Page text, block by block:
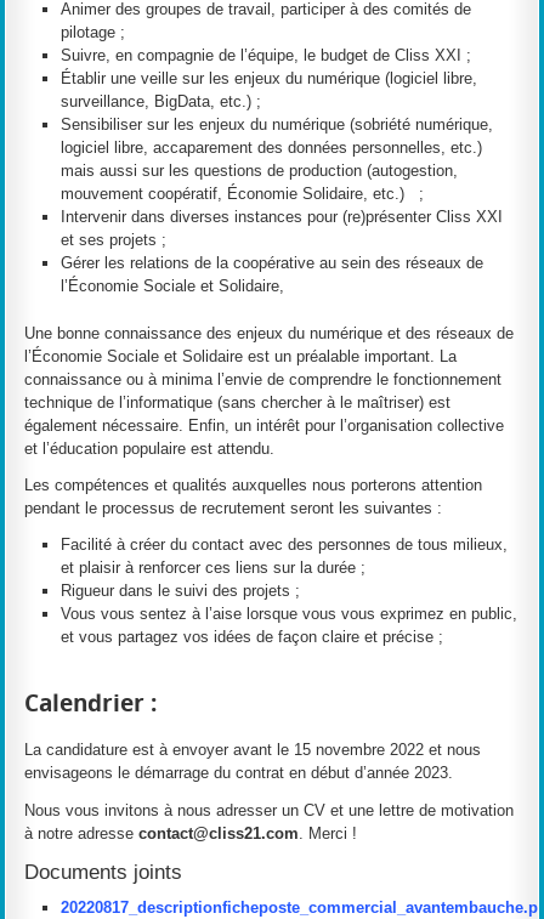
Animer des groupes de travail, participer à des comités de
pilotage ;
Suivre, en compagnie de l’équipe, le budget de Cliss XXI ;
Établir une veille sur les enjeux du numérique (logiciel libre,
surveillance, BigData, etc.) ;
Sensibiliser sur les enjeux du numérique (sobriété numérique,
logiciel libre, accaparement des données personnelles, etc.)
mais aussi sur les questions de production (autogestion,
mouvement coopératif, Économie Solidaire, etc.) ;
Intervenir dans diverses instances pour (re)présenter Cliss XXI
et ses projets ;
Gérer les relations de la coopérative au sein des réseaux de
l’Économie Sociale et Solidaire,
Une bonne connaissance des enjeux du numérique et des réseaux de
l’Économie Sociale et Solidaire est un préalable important. La
connaissance ou à minima l’envie de comprendre le fonctionnement
technique de l’informatique (sans chercher à le maîtriser) est
également nécessaire. Enfin, un intérêt pour l’organisation collective
et l’éducation populaire est attendu.
Les compétences et qualités auxquelles nous porterons attention
pendant le processus de recrutement seront les suivantes :
Facilité à créer du contact avec des personnes de tous milieux,
et plaisir à renforcer ces liens sur la durée ;
Rigueur dans le suivi des projets ;
Vous vous sentez à l’aise lorsque vous vous exprimez en public,
et vous partagez vos idées de façon claire et précise ;
Calendrier :
La candidature est à envoyer avant le 15 novembre 2022 et nous
envisageons le démarrage du contrat en début d’année 2023.
Nous vous invitons à nous adresser un CV et une lettre de motivation
à notre adressecontact@cliss21.com . Merci !
Documents joints